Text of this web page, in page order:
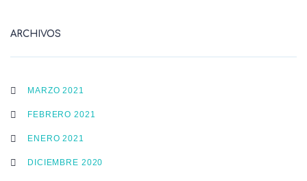
ARCHIVOS
MARZO 2021
FEBRERO 2021
ENERO 2021
DICIEMBRE 2020